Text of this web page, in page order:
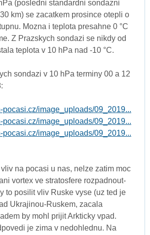
(posledni standardni sondazni
km) se zacatkem prosince otepli o
Mozna i teplota presahne 0 °C
Z Prazskych sondazi se nikdy od
teplota v 10 hPa nad -10 °C.
sondazi v 10 hPa terminy 00 a 12
pocasi.cz/image_uploads/09_2019...
pocasi.cz/image_uploads/09_2019...
pocasi.cz/image_uploads/09_2019...
na pocasi u nas, nelze zatim moc
vortex ve stratosfere rozpadnout-
to posilit vliv Ruske vyse (uz ted je
Ukrajinou-Ruskem, zacala
by mohl prijit Arkticky vpad.
je zima v nedohlednu. Na